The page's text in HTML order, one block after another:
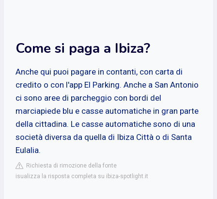
Come si paga a Ibiza?
Anche qui puoi pagare in contanti, con carta di
credito o con l'app El Parking. Anche a San Antonio
ci sono aree di parcheggio con bordi del
marciapiede blu e casse automatiche in gran parte
della cittadina. Le casse automatiche sono di una
società diversa da quella di Ibiza Città o di Santa
Eulalia.
Richiesta di rimozione della fonte
isualizza la risposta completa su ibiza-spotlight.it